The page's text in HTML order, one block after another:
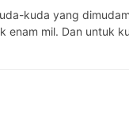
enam mil. Dan untuk